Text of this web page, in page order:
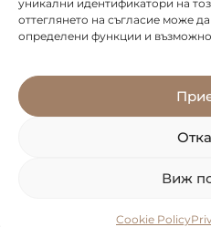
уникални идентификатори на
оттеглянето на съгласие може
определени функции и
Виж
Cookie Policy